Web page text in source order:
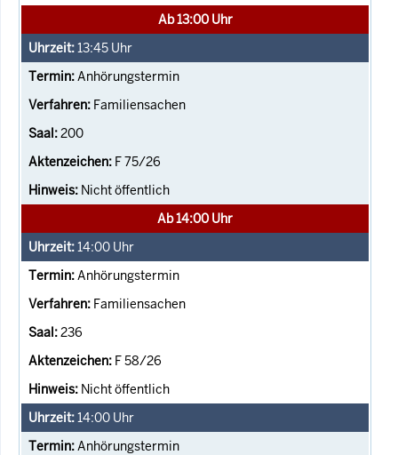
Ab 13:00 Uhr
13:45 Uhr
Anhörungstermin
Familiensachen
200
F 75/26
Nicht öffentlich
Ab 14:00 Uhr
14:00 Uhr
Anhörungstermin
Familiensachen
236
F 58/26
Nicht öffentlich
14:00 Uhr
Anhörungstermin